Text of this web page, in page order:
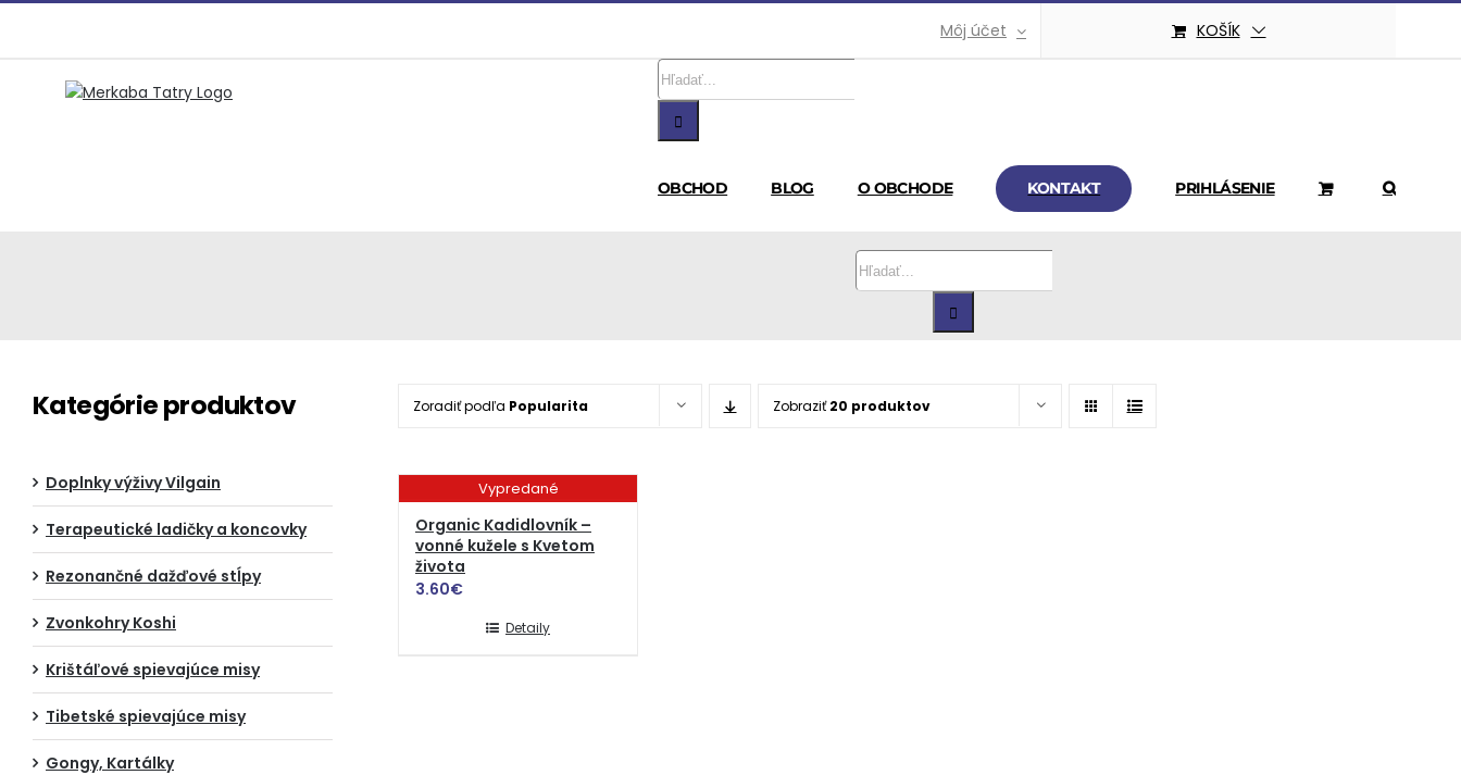
Môj účet
KOŠÍK
Hľadať:
OBCHOD BLOG O OBCHODE KONTAKT PRIHLÁSENIE
Hľadať:
Zoradiť podľa Popularita Zobraziť20 produktov
Vypredané
Organic Kadidlovník –
vonné kužele s Kvetom
života
3.60€
Detaily
Kategórie produktov
Doplnky výživy Vilgain
Terapeutické ladičky a koncovky
Rezonančné dažďové stĺpy
Zvonkohry Koshi
Krištáľové spievajúce misy
Tibetské spievajúce misy
Gongy, Kartálky